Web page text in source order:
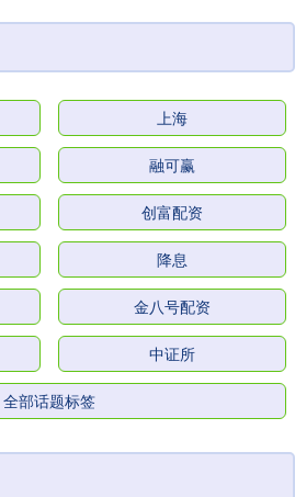
上海
融可赢
创富配资
降息
金八号配资
中证所
全部话题标签